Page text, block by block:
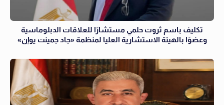
تكليف باسم ثروت حلمي مستشارًا للعلاقات الدبلوماسية
وعضوًا بالهيئة الاستشارية العليا لمنظمة «جاد جمينت يوإن»